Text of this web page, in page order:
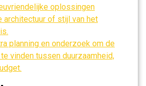
oplossingen
architectuur of stijl van het
planning en onderzoek om de
vinden tussen duurzaamheid,